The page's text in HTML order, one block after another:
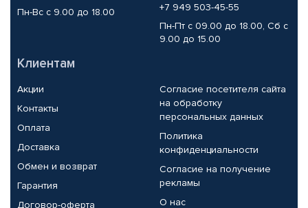
Пн-Вс с 9.00 до 18.00
+7 949 503-45-55
Пн-Пт с 09.00 до 18.00, Сб с
9.00 до 15.00
Клиентам
Акции
Контакты
Оплата
Доставка
Обмен и возврат
Гарантия
Договор-оферта
Согласие посетителя сайта
на обработку
персональных данных
Политика
конфиденциальности
Согласие на получение
рекламы
О нас